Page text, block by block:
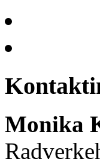
Monika